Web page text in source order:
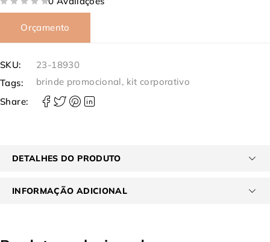
Orçamento
SKU:
23-18930
Tags:
brinde promocional, kit corporativo
Share:
DETALHES DO PRODUTO
INFORMAÇÃO ADICIONAL